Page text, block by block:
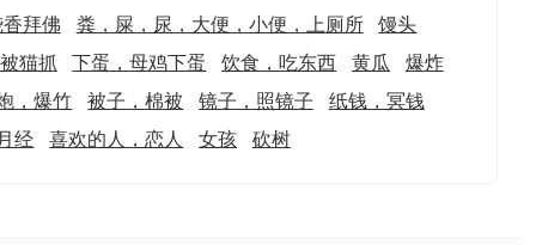
拜佛
粪，屎，尿，大便，小便，上厕所
馒头
被猫抓
下蛋，母鸡下蛋 饮食，吃东西 黄瓜
爆炸
，爆竹
被子，棉被 镜子，照镜子
纸钱，冥钱
经
喜欢的人，恋人 女孩 砍树